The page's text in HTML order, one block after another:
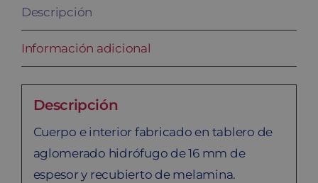
Descripción
Información adicional
Descripción
Cuerpo e interior fabricado en tablero de
aglomerado hidrófugo de 16 mm de
espesor y recubierto de melamina.